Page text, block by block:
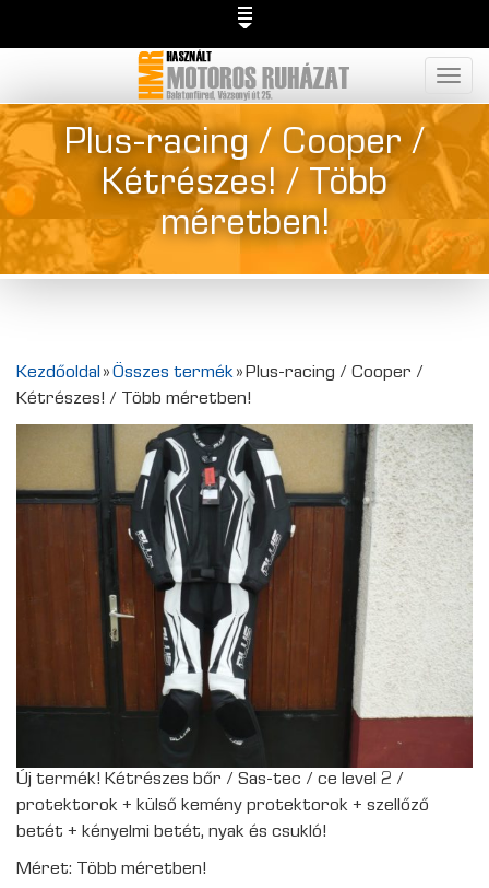
Plus-racing / Cooper /
Kétrészes! / Több
méretben!
Kezdőoldal »Összes termék»Plus-racing / Cooper /
Kétrészes! / Több méretben!
Új termék! Kétrészes bőr / Sas-tec / ce level 2 /
protektorok + külső kemény protektorok + szellőző
betét + kényelmi betét, nyak és csukló!
Méret: Több méretben!